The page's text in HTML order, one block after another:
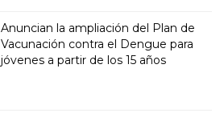
Anuncian la ampliación del Plan de
Vacunación contra el Dengue para
jóvenes a partir de los 15 años